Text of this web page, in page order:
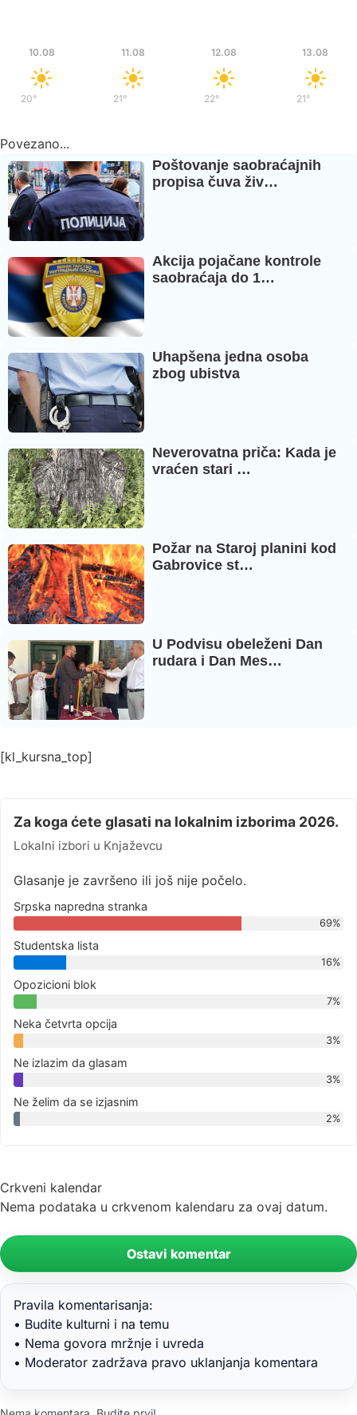
10.08
20°
11.08
21°
12.08
22°
13.08
21°/
Povezano...
Poštovanje saobraćajnih
propisa čuva živ…
Akcija pojačane kontrole
saobraćaja do 1…
Uhapšena jedna osoba
zbog ubistva
Neverovatna priča: Kada je
vraćen stari …
Požar na Staroj planini kod
Gabrovice st…
U Podvisu obeleženi Dan
rudara i Dan Mes…
[kl_kursna_top]
Za koga ćete glasati na lokalnim izborima 2026.
Lokalni izbori u Knjaževcu
Glasanje je završeno ili još nije počelo.
Srpska napredna stranka
69%
Studentska lista
16%
Opozicioni blok
7%
Neka četvrta opcija
3%
Ne izlazim da glasam
3%
Ne želim da se izjasnim
2%
Crkveni kalendar
Nema podataka u crkvenom kalendaru za ovaj datum.
Ostavi komentar
Pravila komentarisanja:
• Budite kulturni i na temu
• Nema govora mržnje i uvreda
• Moderator zadržava pravo uklanjanja komentara